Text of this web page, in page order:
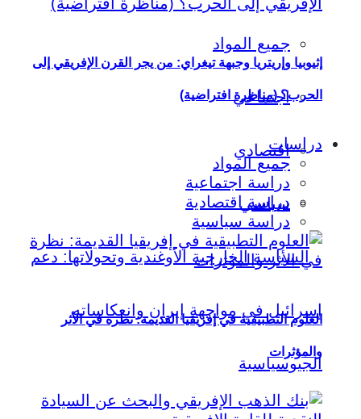
جميع المواد
اجتماعي
اقتصادي
سياسي
إثيوبيا وإريتريا وجبهة تيغراي: من يجر القرن الإفريقي إلى
الحرب؟ (مناظرة افتراضية)
دراسات
جميع المواد
دراسة اجتماعية
دراسة اقتصادية
دراسة سياسية
العلوم التطبيقية في إفريقيا القديمة: نظرة في الأثر
والمؤثرات